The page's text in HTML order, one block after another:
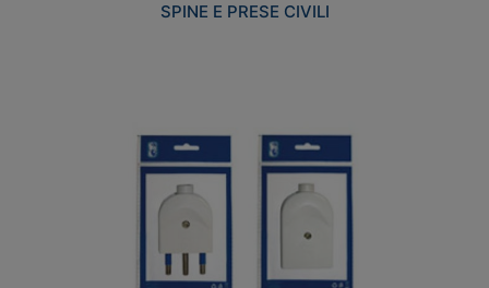
SPINE E PRESE CIVILI